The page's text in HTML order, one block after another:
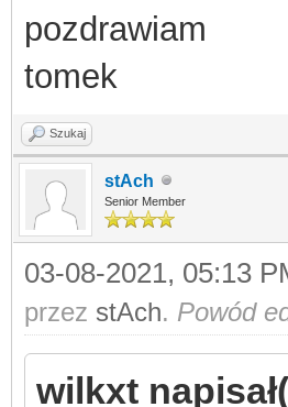
pozdrawiam
tomek
Szukaj
stAch
Senior Member
03-08-2021, 05:13
przez stAch. Powód
wilkxt